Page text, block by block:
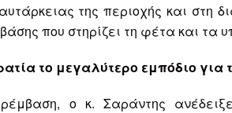
της περιοχής και στη
που στηρίζει τη φέτα και τα
το μεγαλύτερο εμπόδιο για
ο κ. Σαράντης